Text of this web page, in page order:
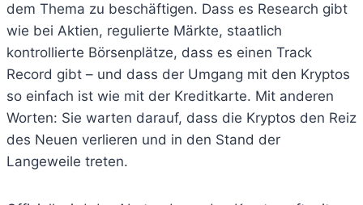
dem Thema zu beschäftigen. Dass es Research gibt
wie bei Aktien, regulierte Märkte, staatlich
kontrollierte Börsenplätze, dass es einen Track
Record gibt – und dass der Umgang mit den Kryptos
so einfach ist wie mit der Kreditkarte. Mit anderen
Worten: Sie warten darauf, dass die Kryptos den Reiz
des Neuen verlieren und in den Stand der
Langeweile treten.